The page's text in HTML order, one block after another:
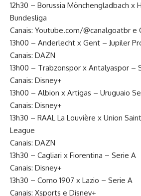
12h30 – Borussia Mönchengladbach x
Bundesliga
Canais: Youtube.com/@canalgoatbr e
13h00 – Anderlecht x Gent – Jupiler
Canais: DAZN
13h00 – Trabzonspor x Antalyaspor –
Canais: Disney+
13h00 – Albion x Artigas – Uruguaio
Canais: Disney+
13h30 – RAAL La Louvière x Union
League
Canais: DAZN
13h30 – Cagliari x Fiorentina – Serie A
Canais: Disney+
13h30 – Como 1907 x Lazio – Serie A
Canais: Xsports e Disney+